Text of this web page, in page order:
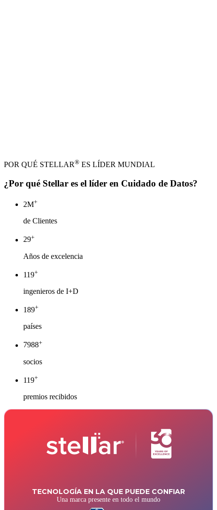
POR QUÉ STELLAR® ES LÍDER MUNDIAL
¿Por qué Stellar es el líder en Cuidado de Datos?
3M+
de Clientes
30+
Años de excelencia
120+
ingenieros de I+D
190+
países
8000+
socios
120+
premios recibidos
TECNOLOGÍA EN LA QUE PUEDE CONFIAR
Una marca presente en todo el mundo